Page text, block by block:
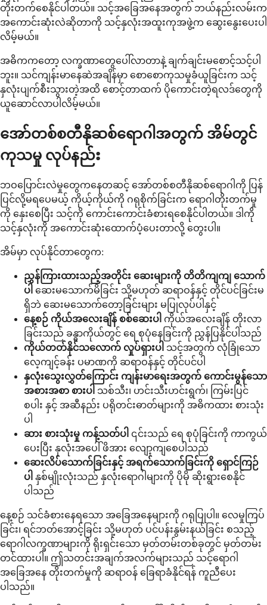
တိုးတက်စေနိုင်ပါတယ်။ သင့်အခြေအနေအတွက် ဘယ်နည်းလမ်းက
အကောင်းဆုံးလဲဆိုတာကို သင့်နှလုံးအထူးကုအဖွဲ့က ဆွေးနွေးပေးပါ
လိမ့်မယ်။
အဓိကကတော့ လက္ခဏာတွေပေါ်လာတာနဲ့ ချက်ချင်းမစောင့်သင့်ပါ
ဘူး။ သင်ကျန်းမာနေဆဲအချိန်မှာ စောစောကုသမှုခံယူခြင်းက သင့်
နှလုံးပျက်စီးသွားတဲ့အထိ စောင့်တာထက် ပိုကောင်းတဲ့ရလဒ်တွေကို
ယူဆောင်လာပါလိမ့်မယ်။
အော်တစ်စတီနိုဆစ်ရောဂါအတွက် အိမ်တွင်
ကုသမှု လုပ်နည်း
ဘဝပြောင်းလဲမှုတွေကနေတဆင့် အော်တစ်စတီနိုဆစ်ရောဂါကို ပြန်
ပြင်လို့မရပေမယ့် ကိုယ့်ကိုယ်ကို ဂရုစိုက်ခြင်းက ရောဂါတိုးတက်မှု
ကို နှေးစေပြီး သင့်ကို ကောင်းကောင်းခံစားရစေနိုင်ပါတယ်။ ဒါကို
သင့်နှလုံးကို အကောင်းဆုံးထောက်ပံ့ပေးတာလို့ တွေးပါ။
အိမ်မှာ လုပ်နိုင်တာတွေက:
ညွှန်ကြားထားသည့်အတိုင်း ဆေးများကို တိတိကျကျ သောက်
ပါ ဆေးမသောက်မိခြင်း သို့မဟုတ် ဆရာဝန်နှင့် တိုင်ပင်ခြင်းမ
ရှိဘဲ ဆေးမသောက်တော့ခြင်းများ မပြုလုပ်ပါနှင့်
နေ့စဉ် ကိုယ်အလေးချိန် စစ်ဆေးပါ ကိုယ်အလေးချိန် တိုးလာ
ခြင်းသည် ခန္ဓာကိုယ်တွင် ရေ စုပုံနေခြင်းကို ညွှန်ပြနိုင်ပါသည်
ကိုယ်တတ်နိုင်သလောက် လှုပ်ရှားပါ သင့်အတွက် လုံခြုံသော
လေ့ကျင့်ခန်း ပမာဏကို ဆရာဝန်နှင့် တိုင်ပင်ပါ
နှလုံးသွေးလွှတ်ကြောင်း ကျန်းမာရေးအတွက် ကောင်းမွန်သော
အစားအစာ စားပါ သစ်သီး၊ ဟင်းသီးဟင်းရွက်၊ ကြမ်းပြင်
စပါး နှင့် အဆီနည်း ပရိုတင်းဓာတ်များကို အဓိကထား စားသုံး
ပါ
ဆား စားသုံးမှု ကန့်သတ်ပါ ၎င်းသည် ရေ စုပုံခြင်းကို ကာကွယ်
ပေးပြီး နှလုံးအပေါ် ဖိအား လျော့ကျစေပါသည်
ဆေးလိပ်သောက်ခြင်းနှင့် အရက်သောက်ခြင်းကို ရှောင်ကြဉ်
ပါ နှစ်မျိုးလုံးသည် နှလုံးရောဂါများကို ပိုမို ဆိုးရွားစေနိုင်
ပါသည်
နေ့စဉ် သင်ခံစားနေရသော အခြေအနေများကို ဂရုပြုပါ။ လေမှုကြပ်
ခြင်း၊ ရင်ဘတ်အောင့်ခြင်း သို့မဟုတ် ပင်ပန်းနွမ်းနယ်ခြင်း စသည့်
ရောဂါလက္ခဏာများကို ရိုးရှင်းသော မှတ်တမ်းတစ်ခုတွင် မှတ်တမ်း
တင်ထားပါ။ ဤသတင်းအချက်အလက်များသည် သင့်ရောဂါ
အခြေအနေ တိုးတက်မှုကို ဆရာဝန် ခြေရာခံနိုင်ရန် ကူညီပေး
ပါသည်။